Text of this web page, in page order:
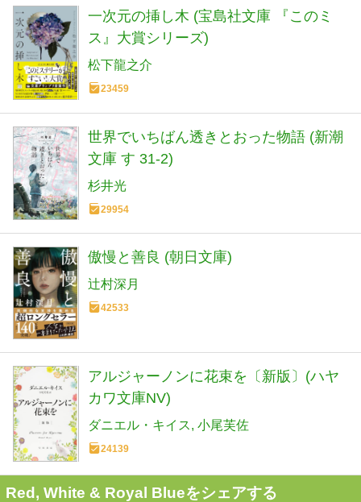
一次元の挿し木 (宝島社文庫 『このミ
ス』大賞シリーズ)
松下龍之介
23459
世界でいちばん透きとおった物語 (新潮
文庫 す 31-2)
杉井光
29954
傲慢と善良 (朝日文庫)
辻村深月
42533
アルジャーノンに花束を〔新版〕(ハヤ
カワ文庫NV)
ダニエル・キイス 小尾芙佐
24139
Red, White & Royal Blueをシェアする